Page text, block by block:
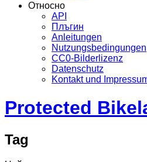
Относно
API
Плъгин
Anleitungen
Nutzungsbedingungen
CC0-Bilderlizenz
Datenschutz
Kontakt und
Protected
Tag